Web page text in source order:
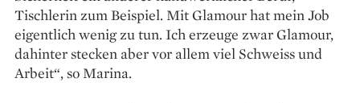
Tischlerin zum Beispiel. Mit Glamour hat mein Job
eigentlich wenig zu tun. Ich erzeuge zwar Glamour,
dahinter stecken aber vor allem viel Schweiss und
Arbeit“, so Marina.